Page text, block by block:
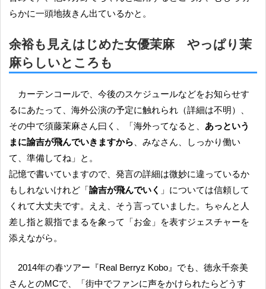
らかに一頭地抜きん出ているかと。
余裕も見えはじめた女優茉麻 やっぱり茉
麻らしいところも
カーテンコールで、今後のスケジュールなどをお知らせす
るにあたって、海外公演の予定に触れられ（詳細は不明）、
その中で須藤茉麻さん曰く、「海外ってなると、 あっという
まに諭吉が飛んでいきますから 、みなさん、しっかり働い
て、準備してね」と。
記憶で書いていますので、発言の詳細は微妙に違っているか
もしれないけれど「諭吉が飛んでいく 」については信頼して
くれて大丈夫です。ええ、そう言っていました。ちゃんと人
差し指と親指でまるを象って「お金」を表すジェスチャーを
添えながら。
2014年の春ツアー『Real Berryz Kobo』でも、徳永千奈美
さんとのMCで、「街中でファンに声をかけられたらどうす